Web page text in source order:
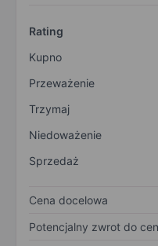
Rating
Kupno
Przeważenie
Trzymaj
Niedoważenie
Sprzedaż
Cena docelowa
Potencjalny zwrot do